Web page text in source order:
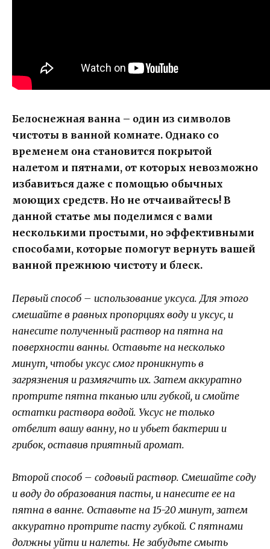
Белоснежная ванна – один из символов
чистоты в ванной комнате. Однако со
временем она становится покрытой
налетом и пятнами, от которых невозможно
избавиться даже с помощью обычных
моющих средств. Но не отчаивайтесь! В
данной статье мы поделимся с вами
несколькими простыми, но эффективными
способами, которые помогут вернуть вашей
ванной прежнюю чистоту и блеск.
Первый способ – использование уксуса. Для этого
смешайте в равных пропорциях воду и уксус, и
нанесите полученный раствор на пятна на
поверхности ванны. Оставьте на несколько
минут, чтобы уксус смог проникнуть в
загрязнения и размягчить их. Затем аккуратно
протрите пятна тканью или губкой, и смойте
остатки раствора водой. Уксус не только
отбелит вашу ванну, но и убьет бактерии и
грибок, оставив приятный аромат.
Второй способ – содовый раствор. Смешайте соду
и воду до образования пасты, и нанесите ее на
пятна в ванне. Оставьте на 15-20 минут, затем
аккуратно протрите пасту губкой. С пятнами
должны уйти и налеты. Не забудьте смыть